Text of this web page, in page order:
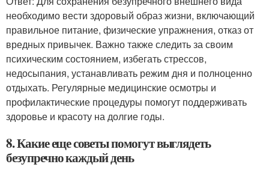
необходимо вести здоровый образ жизни, включающий
правильное питание, физические упражнения, отказ от
вредных привычек. Важно также следить за своим
психическим состоянием, избегать стрессов,
недосыпания, устанавливать режим дня и полноценно
отдыхать. Регулярные медицинские осмотры и
профилактические процедуры помогут поддерживать
здоровье и красоту на долгие годы.
8. Какие еще советы помогут выглядеть
безупречно каждый день